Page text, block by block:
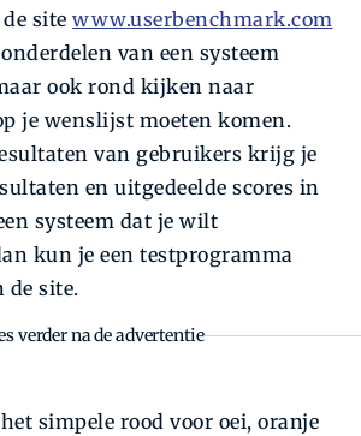
site www.userbenchmark.com
van een systeem
ook rond ­kijken naar
je wenslijst moeten komen.
van gebruikers krijg je
en uitgedeelde scores in
systeem dat je wilt
kun je een testprogramma
de site.
verder na de advertentie
simpele rood voor oei, oranje